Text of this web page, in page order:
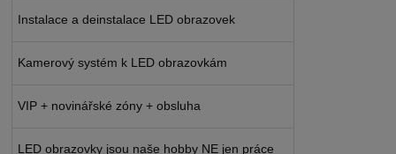
Instalace a deinstalace LED obrazovek
Kamerový systém k LED obrazovkám
VIP + novinářské zóny + obsluha
LED obrazovky jsou naše hobby NE jen práce